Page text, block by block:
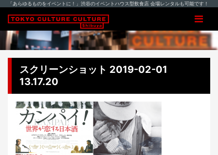
「あらゆるものをイベントに！」渋谷のイベントハウス型飲食店 会場レンタルも可能です！
スクリーンショット 2019-02-01
13.17.20